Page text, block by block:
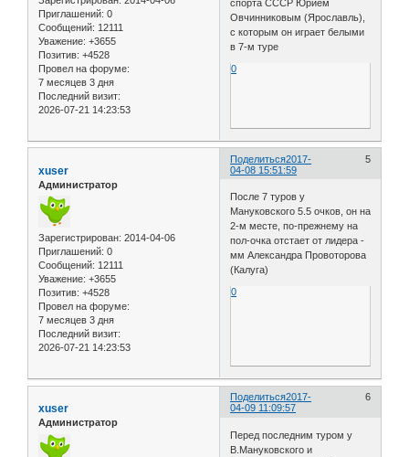
Приглашений: 0
Сообщений: 12111
Уважение: +3655
Позитив: +4528
Провел на форуме:
7 месяцев 3 дня
Последний визит:
2026-07-21 14:23:53
спорта СССР Юрием
Овчинниковым (Ярославль),
с которым он играет белыми
в 7-м туре
0
Поделиться 5
2017-
04-08 15:51:59
xuser
Администратор
Зарегистрирован: 2014-04-06
Приглашений: 0
Сообщений: 12111
Уважение: +3655
Позитив: +4528
Провел на форуме:
7 месяцев 3 дня
Последний визит:
2026-07-21 14:23:53
После 7 туров у
Мануковского 5.5 очков, он на
2-м месте, по-прежнему на
пол-очка отстает от лидера -
мм Александра Провоторова
(Калуга)
0
Поделиться 6
2017-
04-09 11:09:57
xuser
Администратор
Перед последним туром у
В.Мануковского и